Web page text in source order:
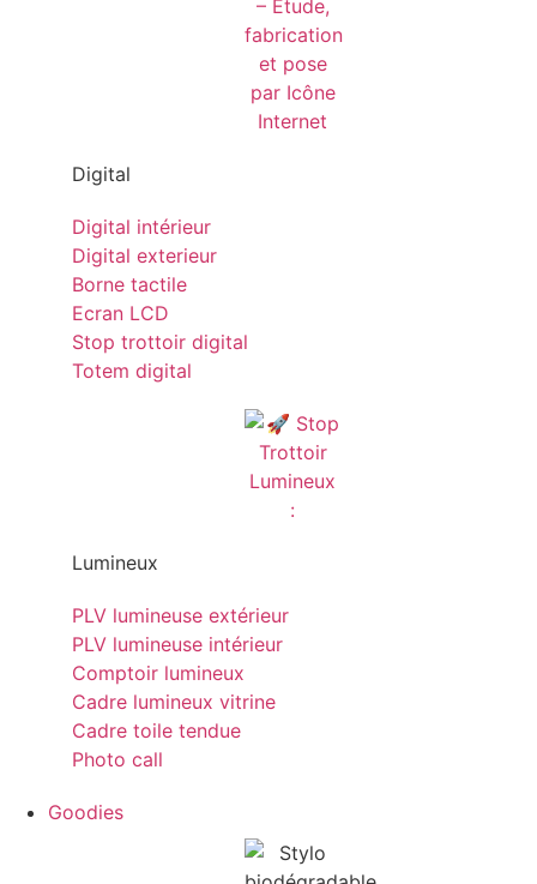
Digital
Digital intérieur
Digital exterieur
Borne tactile
Ecran LCD
Stop trottoir digital
Totem digital
Lumineux
PLV lumineuse extérieur
PLV lumineuse intérieur
Comptoir lumineux
Cadre lumineux vitrine
Cadre toile tendue
Photo call
Goodies